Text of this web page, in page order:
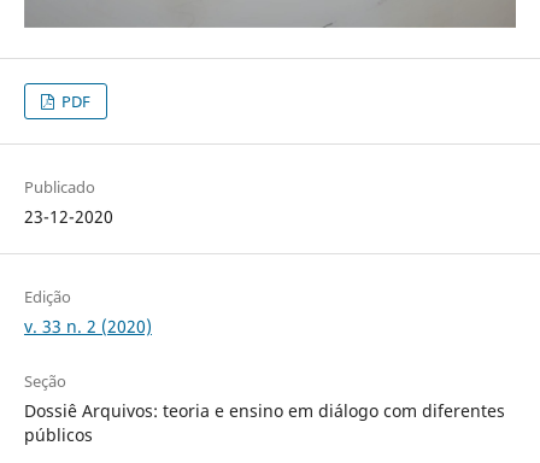
PDF
Publicado
23-12-2020
Edição
v. 33 n. 2 (2020)
Seção
Dossiê Arquivos: teoria e ensino em diálogo com diferentes
públicos